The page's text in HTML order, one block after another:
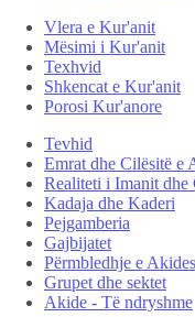
Vlera e Kur'anit
Mësimi i Kur'anit
Texhvid
Shkencat e Kur'anit
Porosi Kur'anore
Tevhid
Emrat dhe Cilësitë e
Realiteti i Imanit dhe
Kadaja dhe Kaderi
Pejgamberia
Gajbijatet
Përmbledhje e
Grupet dhe sektet
Akide - Të ndryshme